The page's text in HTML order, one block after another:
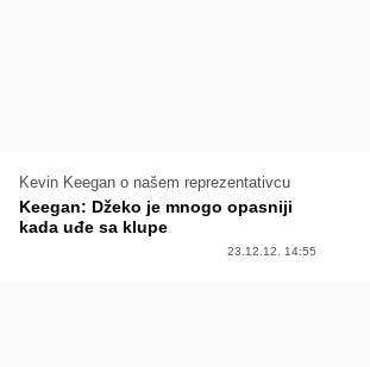
Kevin Keegan o našem reprezentativcu
Keegan: Džeko je mnogo opasniji
kada uđe sa klupe
23.12.12. 14:55